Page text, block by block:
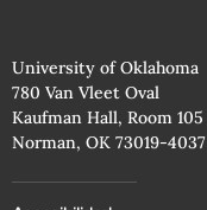
University of Oklahoma
780 Van Vleet Oval
Kaufman Hall, Room 105
Norman, OK 73019-4037